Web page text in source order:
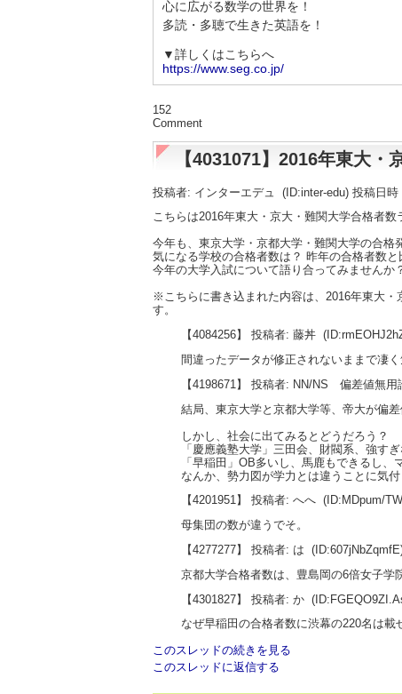
心に広がる数学の世界を！
多読・多聴で生きた英語を！
▼詳しくはこちらへ
https://www.seg.co.jp/
152
Comment
【4031071】2016年東大
投稿者: インターエデュ
(ID:inter-edu) 投稿日
こちらは2016年東大・京大・難関大学合格者数
今年も、東京大学・京都大学・難関大学の合格
気になる学校の合格者数は？ 昨年の合格者数と
今年の大学入試について語り合ってみませんか
※こちらに書き込まれた内容は、2016年東大・
す。
【4084256】 投稿者: 藤丼
間違ったデータが修正されないままで凄く
【4198671】 投稿者: NN/NS 偏差値無用
結局、東京大学と京都大学等、帝大が偏差
しかし、社会に出てみるとどうだろう？
「慶應義塾大学」三田会、財閥系、強すぎ
「早稲田」OB多いし、馬鹿もできるし、
なんか、勢力図が学力とは違うことに気付
【4201951】 投稿者: へへ (ID:MDpum/
母集団の数が違うでそ。
【4277277】 投稿者: は
京都大学合格者数は、豊島岡の6倍女子学
【4301827】 投稿者: か
なぜ早稲田の合格者数に渋幕の220名は載
このスレッドの続きを見る
このスレッドに返信する